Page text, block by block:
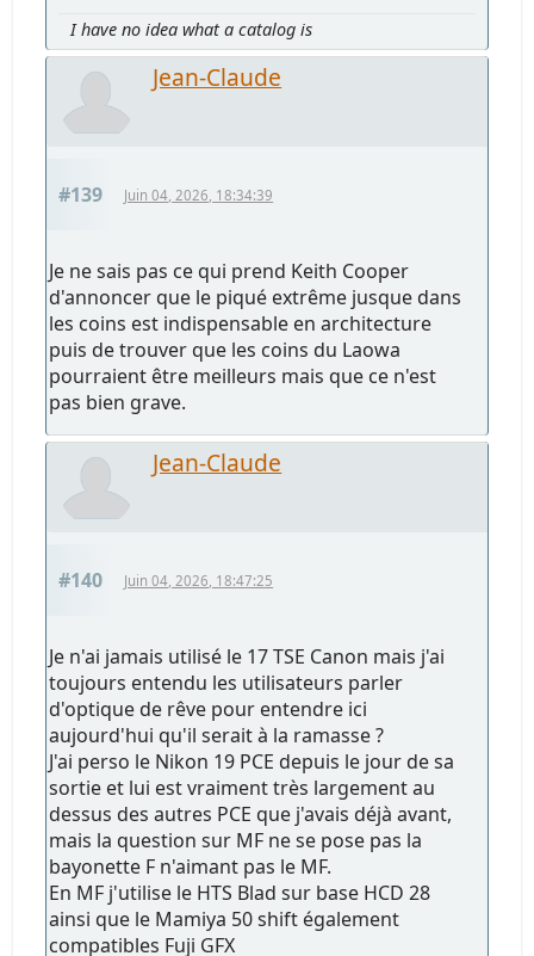
I have no idea what a catalog is
Jean-Claude
#139 Juin 04, 2026, 18:34:39
Je ne sais pas ce qui prend Keith Cooper
d'annoncer que le piqué extrême jusque dans
les coins est indispensable en architecture
puis de trouver que les coins du Laowa
pourraient être meilleurs mais que ce n'est
pas bien grave.
Jean-Claude
#140 Juin 04, 2026, 18:47:25
Je n'ai jamais utilisé le 17 TSE Canon mais j'ai
toujours entendu les utilisateurs parler
d'optique de rêve pour entendre ici
aujourd'hui qu'il serait à la ramasse ?
J'ai perso le Nikon 19 PCE depuis le jour de sa
sortie et lui est vraiment très largement au
dessus des autres PCE que j'avais déjà avant,
mais la question sur MF ne se pose pas la
bayonette F n'aimant pas le MF.
En MF j'utilise le HTS Blad sur base HCD 28
ainsi que le Mamiya 50 shift également
compatibles Fuji GFX